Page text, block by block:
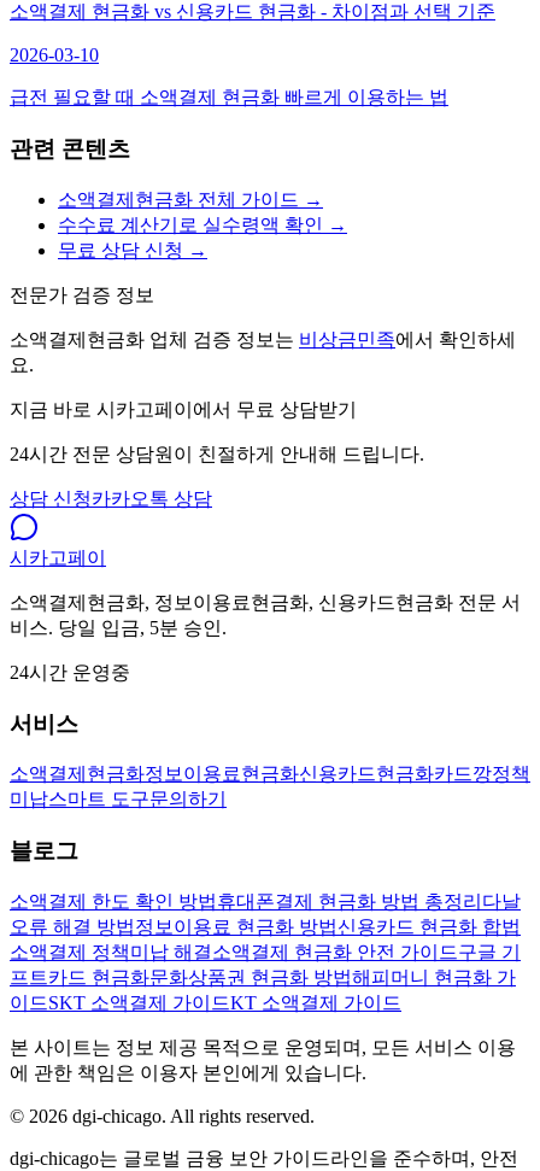
소액결제 현금화 vs 신용카드 현금화 - 차이점과 선택 기준
2026-03-10
급전 필요할 때 소액결제 현금화 빠르게 이용하는 법
관련 콘텐츠
소액결제현금화 전체 가이드 →
수수료 계산기로 실수령액 확인 →
무료 상담 신청 →
전문가 검증 정보
소액결제현금화 업체 검증 정보는 비상금민족에서 확인하세
요.
지금 바로 시카고페이에서 무료 상담받기
24시간 전문 상담원이 친절하게 안내해 드립니다.
상담 신청카카오톡 상담
시카고페이
소액결제현금화, 정보이용료현금화, 신용카드현금화 전문 서
비스. 당일 입금, 5분 승인.
24시간 운영중
서비스
소액결제현금화정보이용료현금화신용카드현금화카드깡정책
미납스마트 도구문의하기
블로그
소액결제 한도 확인 방법휴대폰결제 현금화 방법 총정리 다날
오류 해결 방법정보이용료 현금화 방법신용카드 현금화 합법
소액결제 정책미납 해결소액결제 현금화 안전 가이드구글 기
프트카드 현금화문화상품권 현금화 방법해피머니 현금화 가
이드SKT 소액결제 가이드KT 소액결제 가이드
본 사이트는 정보 제공 목적으로 운영되며, 모든 서비스 이용
에 관한 책임은 이용자 본인에게 있습니다.
© 2026 dgi-chicago. All rights reserved.
dgi-chicago는 글로벌 금융 보안 가이드라인을 준수하며, 안전